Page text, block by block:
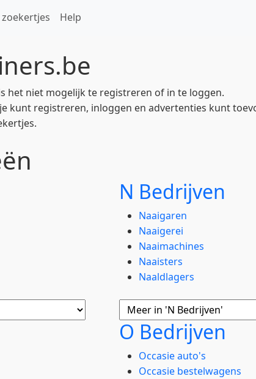
Help
het niet mogelijk te registreren of in te loggen.
kunt registreren, inloggen en advertenties kunt
N Bedrijven
Naaigaren
Naaigerei
Naaimachines
Naaisters
Naaldlagers
O Bedrijven
Occasie auto's
Occasie bestelwagens